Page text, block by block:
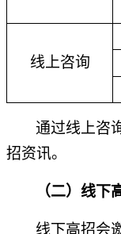
线上咨询
通过线上咨
招资讯。
（二）线下
线下高招会